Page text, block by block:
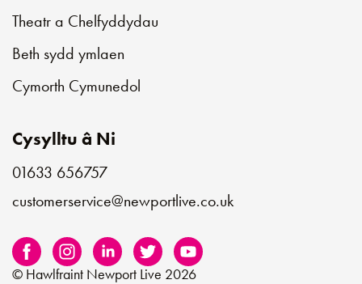
Theatr a Chelfyddydau
Beth sydd ymlaen
Cymorth Cymunedol
Cysylltu â Ni
01633 656757
customerservice@newportlive.co.uk
© Hawlfraint Newport Live 2026